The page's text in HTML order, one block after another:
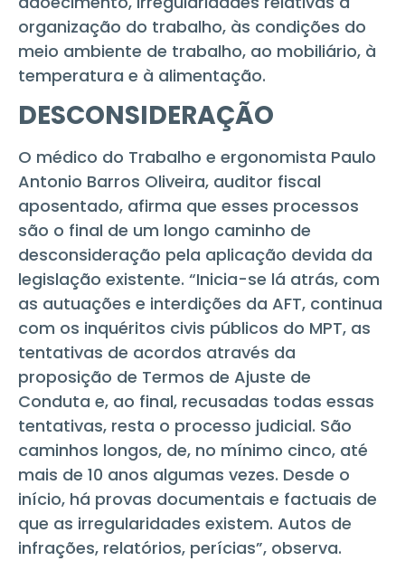
organização do trabalho, às condições do
meio ambiente de trabalho, ao mobiliário, à
temperatura e à alimentação.
DESCONSIDERAÇÃO
O médico do Trabalho e ergonomista Paulo
Antonio Barros Oliveira, auditor fiscal
aposentado, afirma que esses processos
são o final de um longo caminho de
desconsideração pela aplicação devida da
legislação existente. “Inicia-se lá atrás, com
as autuações e interdições da AFT, continua
com os inquéritos civis públicos do MPT, as
tentativas de acordos através da
proposição de Termos de Ajuste de
Conduta e, ao final, recusadas todas essas
tentativas, resta o processo judicial. São
caminhos longos, de, no mínimo cinco, até
mais de 10 anos algumas vezes. Desde o
início, há provas documentais e factuais de
que as irregularidades existem. Autos de
infrações, relatórios, perícias”, observa.